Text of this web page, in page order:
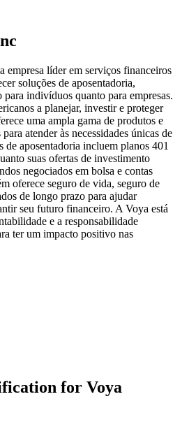
empresa líder em serviços financeiros
soluções de aposentadoria,
indivíduos quanto para empresas.
a planejar, investir e proteger
uma ampla gama de produtos e
atender às necessidades únicas de
de aposentadoria incluem planos 401
suas ofertas de investimento
negociados em bolsa e contas
oferece seguro de vida, seguro de
de longo prazo para ajudar
seu futuro financeiro. A Voya está
e a responsabilidade
ter um impacto positivo nas
for Voya